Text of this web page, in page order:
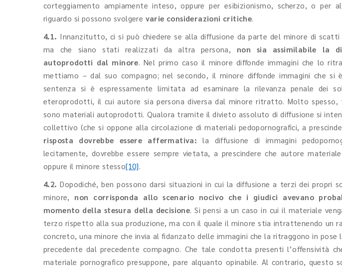
corteggiamento ampiamente inteso, oppure per esibizionismo, scherzo, o per
riguardo si possono svolgere varie considerazioni critiche.
4.1. Innanzitutto, ci si può chiedere se alla diffusione da parte del minore di
ma che siano stati realizzati da altra persona, non sia assimilabile la
autoprodotti dal minore. Nel primo caso il minore diffonde immagini che lo
mettiamo – dal suo compagno; nel secondo, il minore diffonde immagini che si
sentenza si è espressamente limitata ad esaminare la rilevanza penale dei
eteroprodotti, il cui autore sia persona diversa dal minore ritratto. Molto spesso,
sono materiali autoprodotti. Qualora tramite il divieto assoluto di diffusione si
collettivo (che si oppone alla circolazione di materiali pedopornografici, a
risposta dovrebbe essere affermativa:la diffusione di immagini
lecitamente, dovrebbe essere sempre vietata, a prescindere che autore
oppure il minore stesso[10].
4.2. Dopodiché, ben possono darsi situazioni in cui la diffusione a terzi dei propri
minore, non corrisponda allo scenario nocivo che i giudici avevano
momento della stesura della decisione. Si pensi a un caso in cui il materiale
terzo rispetto alla sua produzione, ma con il quale il minore stia intrattenendo un
concreto, una minore che invia al fidanzato delle immagini che la ritraggono in pose
precedente dal precedente compagno. Che tale condotta presenti l’offensività
materiale pornografico presuppone, pare alquanto opinabile. Al contrario, questo